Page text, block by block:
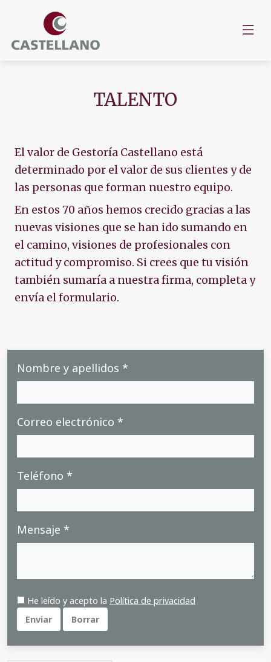
TALENTO
El valor de Gestoría Castellano está
determinado por el valor de sus clientes y de
las personas que forman nuestro equipo.
En estos 70 años hemos crecido gracias a las
nuevas visiones que se han ido sumando en
el camino, visiones de profesionales con
actitud y compromiso. Si crees que tu visión
también sumaría a nuestra firma, completa y
envía el formulario.
Nombre y apellidos *
Correo electrónico *
Teléfono *
Mensaje *
He leído y acepto la Política de privacidad
Enviar
Borrar